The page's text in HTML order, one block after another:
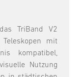
TriBand V2
mit
kompatibel,
Nutzung